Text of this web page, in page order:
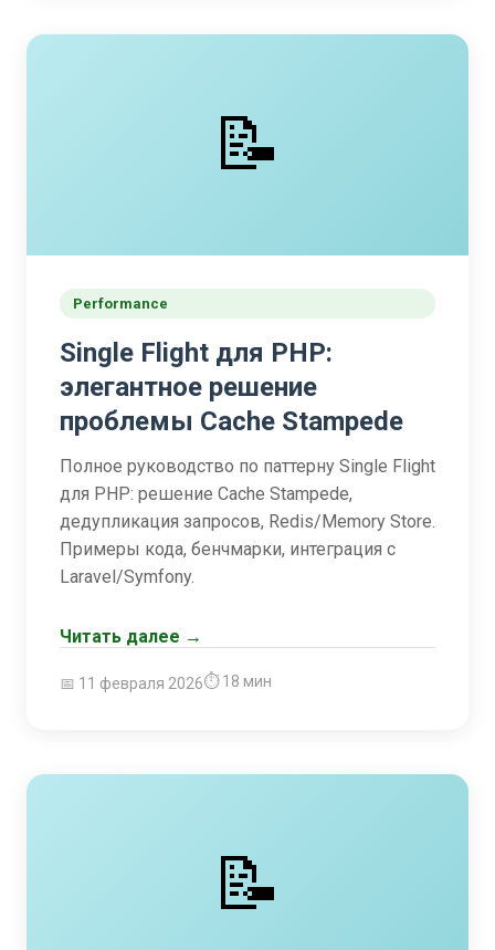
📝
Performance
Single Flight для PHP:
элегантное решение
проблемы Cache Stampede
Полное руководство по паттерну Single Flight
для PHP: решение Cache Stampede,
дедупликация запросов, Redis/Memory Store.
Примеры кода, бенчмарки, интеграция с
Laravel/Symfony.
Читать далее →
📅 11 февраля 2026⏱ 18 мин
📝